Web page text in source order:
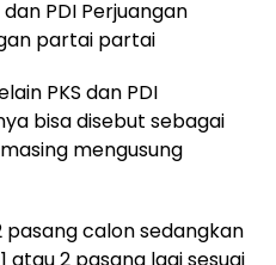
PDI Perjuangan
partai partai
PKS dan PDI
bisa disebut sebagai
mengusung
pasang calon sedangkan